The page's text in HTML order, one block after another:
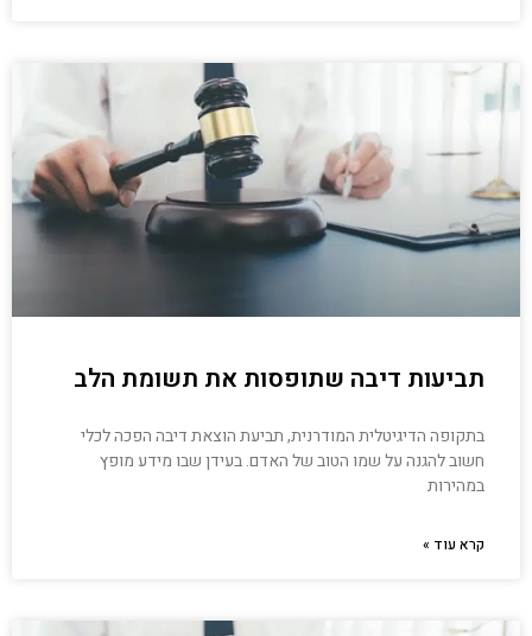
תביעות דיבה שתופסות את תשומת הלב‏
בתקופה הדיגיטלית המודרנית, תביעת הוצאת דיבה הפכה לכלי
חשוב להגנה על שמו הטוב של האדם. בעידן שבו מידע מופץ
במהירות
קרא עוד »